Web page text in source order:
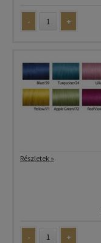
- +
Részletek »
- +